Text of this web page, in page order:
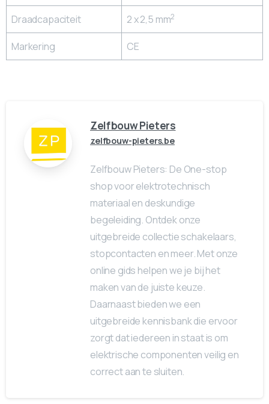
Draadcapaciteit 2 x 2,5 mm2
Markering CE
Zelfbouw Pieters
zelfbouw-pieters.be
Zelfbouw Pieters: De One-stop
shop voor elektrotechnisch
materiaal en deskundige
begeleiding. Ontdek onze
uitgebreide collectie schakelaars,
stopcontacten en meer. Met onze
online gids helpen we je bij het
maken van de juiste keuze.
Daarnaast bieden we een
uitgebreide kennisbank die ervoor
zorgt dat iedereen in staat is om
elektrische componenten veilig en
correct aan te sluiten.